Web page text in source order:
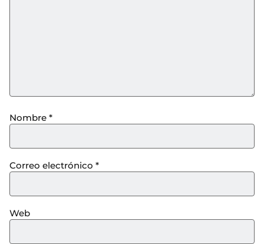
Nombre *
Correo electrónico *
Web